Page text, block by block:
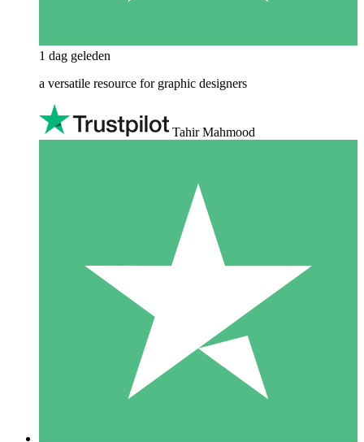
1 dag geleden
a versatile resource for graphic designers
Tahir Mahmood